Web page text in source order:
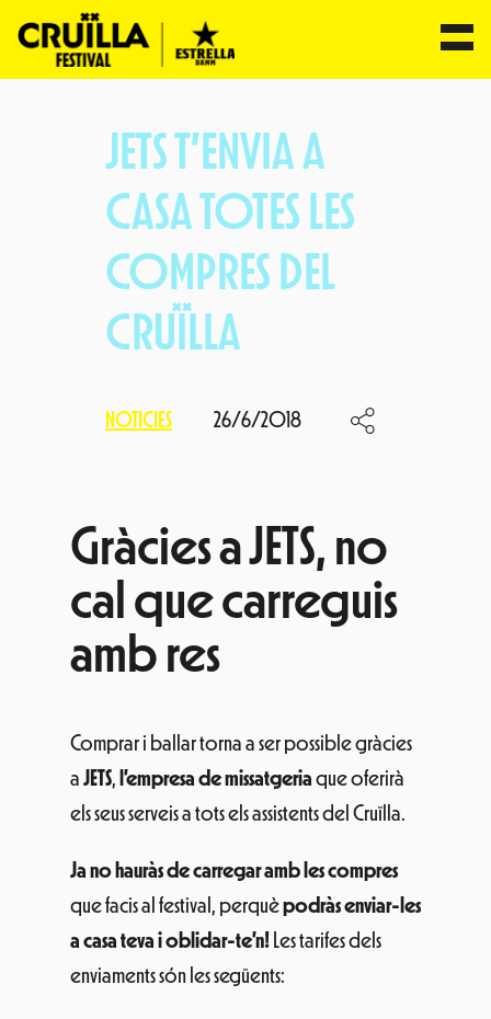
JETS T’ENVIA A
CASA TOTES LES
COMPRES DEL
CRUÏLLA
NOTICIES 26/6/2018
Gràcies a JETS, no
cal que carreguis
amb res
Comprar i ballar torna a ser possible gràcies
a JETS, l’empresa de missatgeria que oferirà
els seus serveis a tots els assistents del Cruïlla.
Ja no hauràs de carregar amb les compres
que facis al festival, perquèpodràs enviar-les
a casa teva i oblidar-te’n! Les tarifes dels
enviaments són les següents: